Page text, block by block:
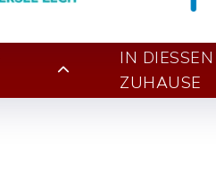
IN DIESSEN Z
UHAUSE